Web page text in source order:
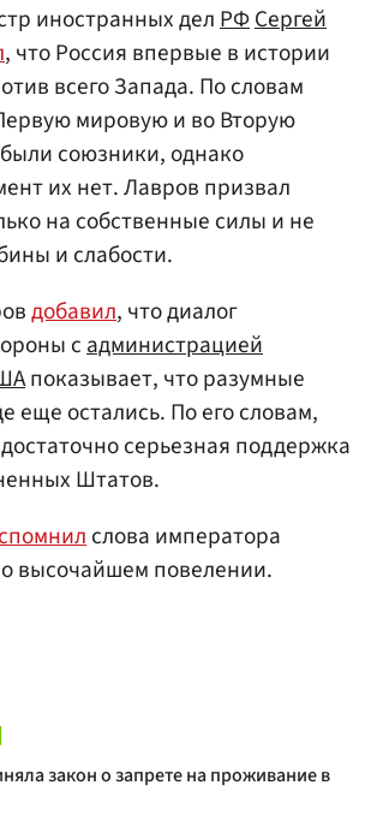
иностранных дел РФСергей
, что Россия впервые в истории
всего Запада. По словам
мировую и во Вторую
союзники, однако
их нет. Лавров призвал
на собственные силы и не
и слабости.
добавил, что диалог
садминистрацией
показывает, что разумные
еще остались. По его словам,
серьезная поддержка
Штатов.
слова императора
высочайшем повелении.
закон о запрете на проживание в